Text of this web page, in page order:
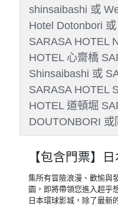
shinsaibashi 或
Hotel Dotonbori
SARASA HOTEL
HOTEL 心齋橋
Shinsaibashi 或
SARASA HOTEL
HOTEL 道頓堀
DOUTONBORI 或
【包含門票】
集所有冒險浪漫、歡愉與
園，即將帶領您進入超乎
日本環球影城，除了最新